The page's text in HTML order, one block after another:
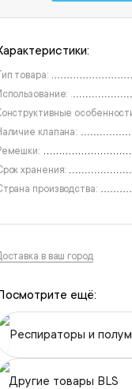
товара:
клапана:
хранения:
производства:
в ваш город
ещё:
Респираторы и
Другие товары BLS